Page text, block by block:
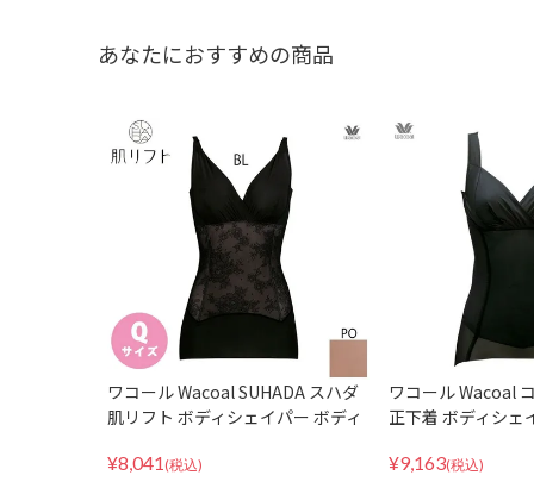
あなたにおすすめの商品
ワコール Wacoal SUHADA スハダ
肌リフト ボディシェイパー ボディ
きいサイズ ARA124
¥8,041 (税込)
ワコール Wacoal
正下着 ボディシェ
MLサイズ
¥9,163(税込)